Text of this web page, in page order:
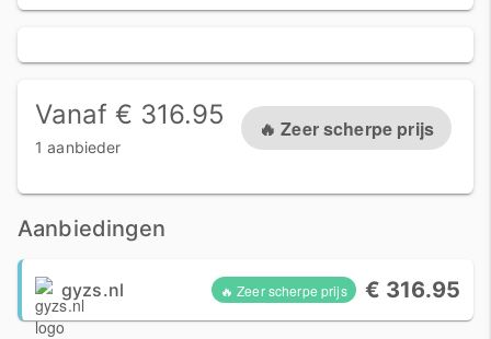
Vanaf € 316.95
1 aanbieder
🔥 Zeer scherpe prijs
Aanbiedingen
gyzs.nl 🔥 Zeer scherpe prijs € 316.95